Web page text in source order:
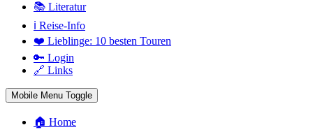
📚 Literatur
ℹ️ Reise-Info
❤️ Lieblinge: 10 besten Touren
🔑 Login
🔗 Links
Mobile Menu Toggle
🏠 Home